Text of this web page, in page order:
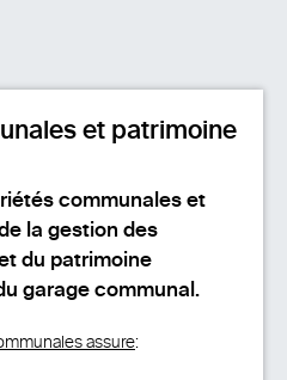
et patrimoine
communales et
la gestion des
du patrimoine
garage communal.
assure: